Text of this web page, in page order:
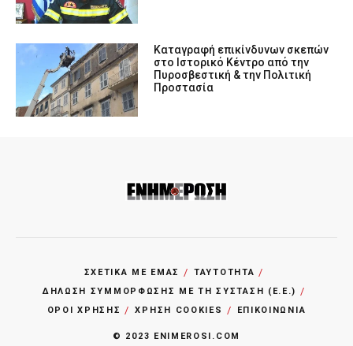
Καταγραφή επικίνδυνων σκεπών
στο Ιστορικό Κέντρο από την
Πυροσβεστική & την Πολιτική
Προστασία
ΣΧΕΤΙΚΑ ΜΕ ΕΜΑΣ
ΤΑΥΤΟΤΗΤΑ
ΔΗΛΩΣΗ ΣΥΜΜΟΡΦΩΣΗΣ ΜΕ ΤΗ ΣΥΣΤΑΣΗ (Ε.Ε.)
ΌΡΟΙ ΧΡΗΣΗΣ
ΧΡΗΣΗ COOKIES ΕΠΙΚΟΙΝΩΝΙΑ
© 2023 ENIMEROSI.COM